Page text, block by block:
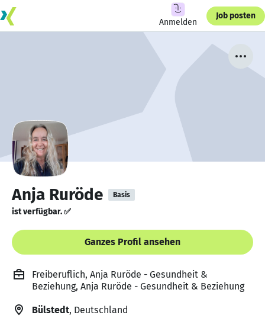
Anmelden
Job posten
Anja Ruröde Basis
ist verfügbar. ✅
Ganzes Profil ansehen
Freiberuflich, Anja Ruröde - Gesundheit &
Beziehung, Anja Ruröde - Gesundheit & Beziehung
Bülstedt, Deutschland